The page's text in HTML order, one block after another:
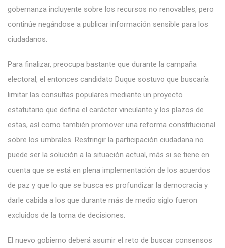
gobernanza incluyente sobre los recursos no renovables, pero
continúe negándose a publicar información sensible para los
ciudadanos.
Para finalizar, preocupa bastante que durante la campaña
electoral, el entonces candidato Duque sostuvo que buscaría
limitar las consultas populares mediante un proyecto
estatutario que defina el carácter vinculante y los plazos de
estas, así como también promover una reforma constitucional
sobre los umbrales. Restringir la participación ciudadana no
puede ser la solución a la situación actual, más si se tiene en
cuenta que se está en plena implementación de los acuerdos
de paz y que lo que se busca es profundizar la democracia y
darle cabida a los que durante más de medio siglo fueron
excluidos de la toma de decisiones.
El nuevo gobierno deberá asumir el reto de buscar consensos